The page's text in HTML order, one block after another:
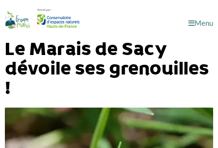
Menu
Le Marais de Sacy
dévoile ses grenouilles
!